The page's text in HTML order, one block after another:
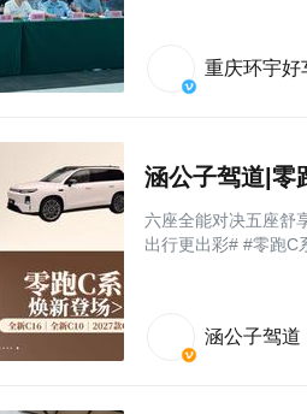
重庆环宇好
六座全能对决五座舒
出行更出彩# #零跑C
涵公子驾道